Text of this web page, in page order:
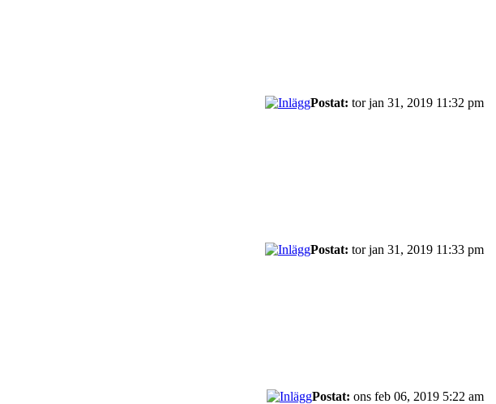
Postat: tor jan 31, 2019 11:32 pm
Postat: tor jan 31, 2019 11:33 pm
Postat: ons feb 06, 2019 5:22 am